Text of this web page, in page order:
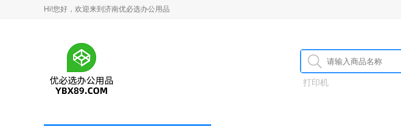
Hi!您好，欢迎来到济南优必选办公用品
打印机